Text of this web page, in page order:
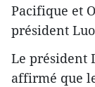
Pacifique et
président
Le président
affirmé que